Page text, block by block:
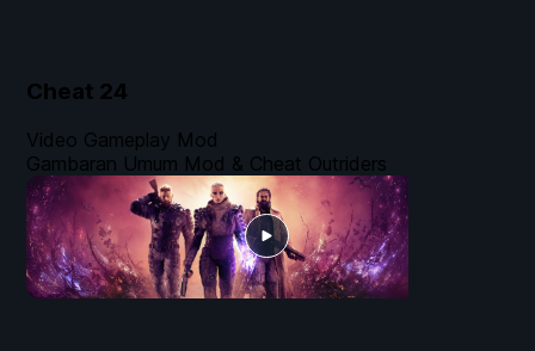
Cheat 24
Video Gameplay Mod
Gambaran Umum Mod & Cheat Outriders